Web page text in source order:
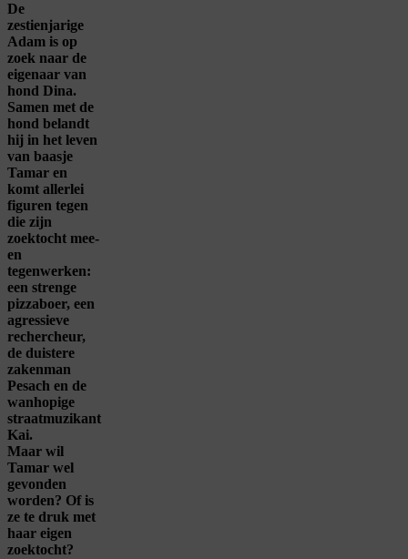
De
zestienjarige
Adam is op
zoek naar de
eigenaar van
hond Dina.
Samen met de
hond belandt
hij in het leven
van baasje
Tamar en
komt allerlei
figuren tegen
die zijn
zoektocht mee-
en
tegenwerken:
een strenge
pizzaboer, een
agressieve
rechercheur,
de duistere
zakenman
Pesach en de
wanhopige
straatmuzikant
Kai.
Maar wil
Tamar wel
gevonden
worden? Of is
ze te druk met
haar eigen
zoektocht?